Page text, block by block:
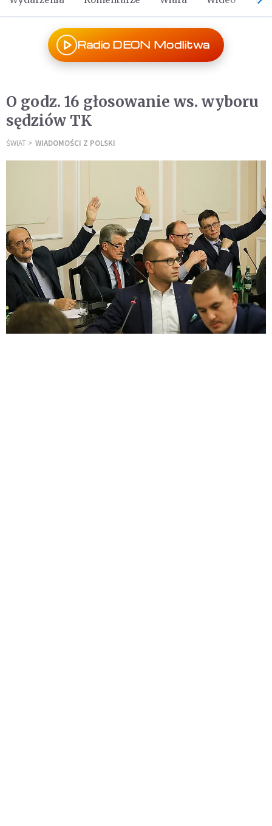
Radio DEON Modlitwa
O godz. 16 głosowanie ws. wyboru
sędziów TK
ŚWIAT WIADOMOŚCI Z POLSKI